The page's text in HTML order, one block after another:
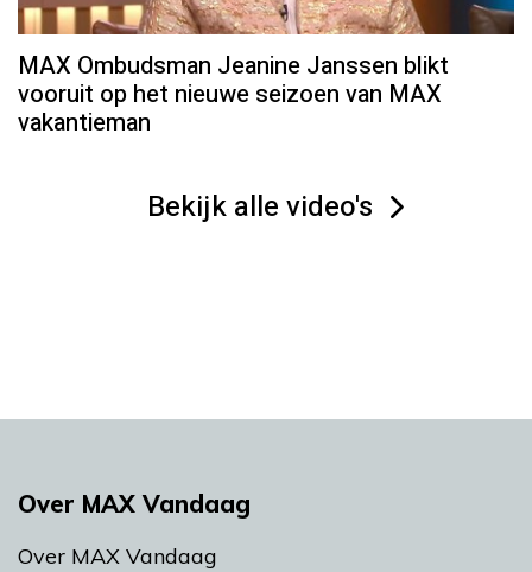
MAX Ombudsman Jeanine Janssen blikt
vooruit op het nieuwe seizoen van MAX
vakantieman
Bekijk alle video's
Over MAX Vandaag
Over MAX Vandaag